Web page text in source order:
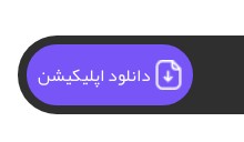
دانلود اپلیکیشن